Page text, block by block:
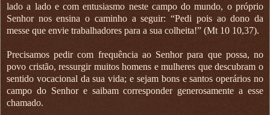
lado a lado e com entusiasmo neste campo do mundo, o próprio
Senhor nos ensina o caminho a seguir: “Pedi pois ao dono da
messe que envie trabalhadores para a sua colheita!” (Mt 10 10,37).
Precisamos pedir com frequência ao Senhor para que possa, no
povo cristão, ressurgir muitos homens e mulheres que descubram o
sentido vocacional da sua vida; e sejam bons e santos operários no
campo do Senhor e saibam corresponder generosamente a esse
chamado.